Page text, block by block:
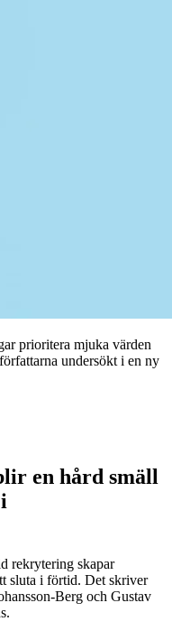
prioritera mjuka värden
undersökt i en ny
en hård smäll
rekrytering skapar
sluta i förtid. Det skriver
Berg och Gustav